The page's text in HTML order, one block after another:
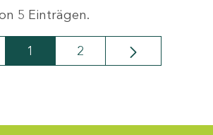
5 Einträgen.
Seite
1 Seite
2